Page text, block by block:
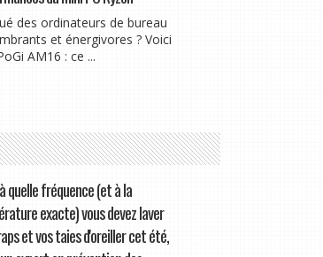
des ordinateurs de bureau
et énergivores ? Voici
AM16 : ce ...
quelle fréquence (et à la
exacte) vous devez laver
et vos taies d'oreiller cet été,